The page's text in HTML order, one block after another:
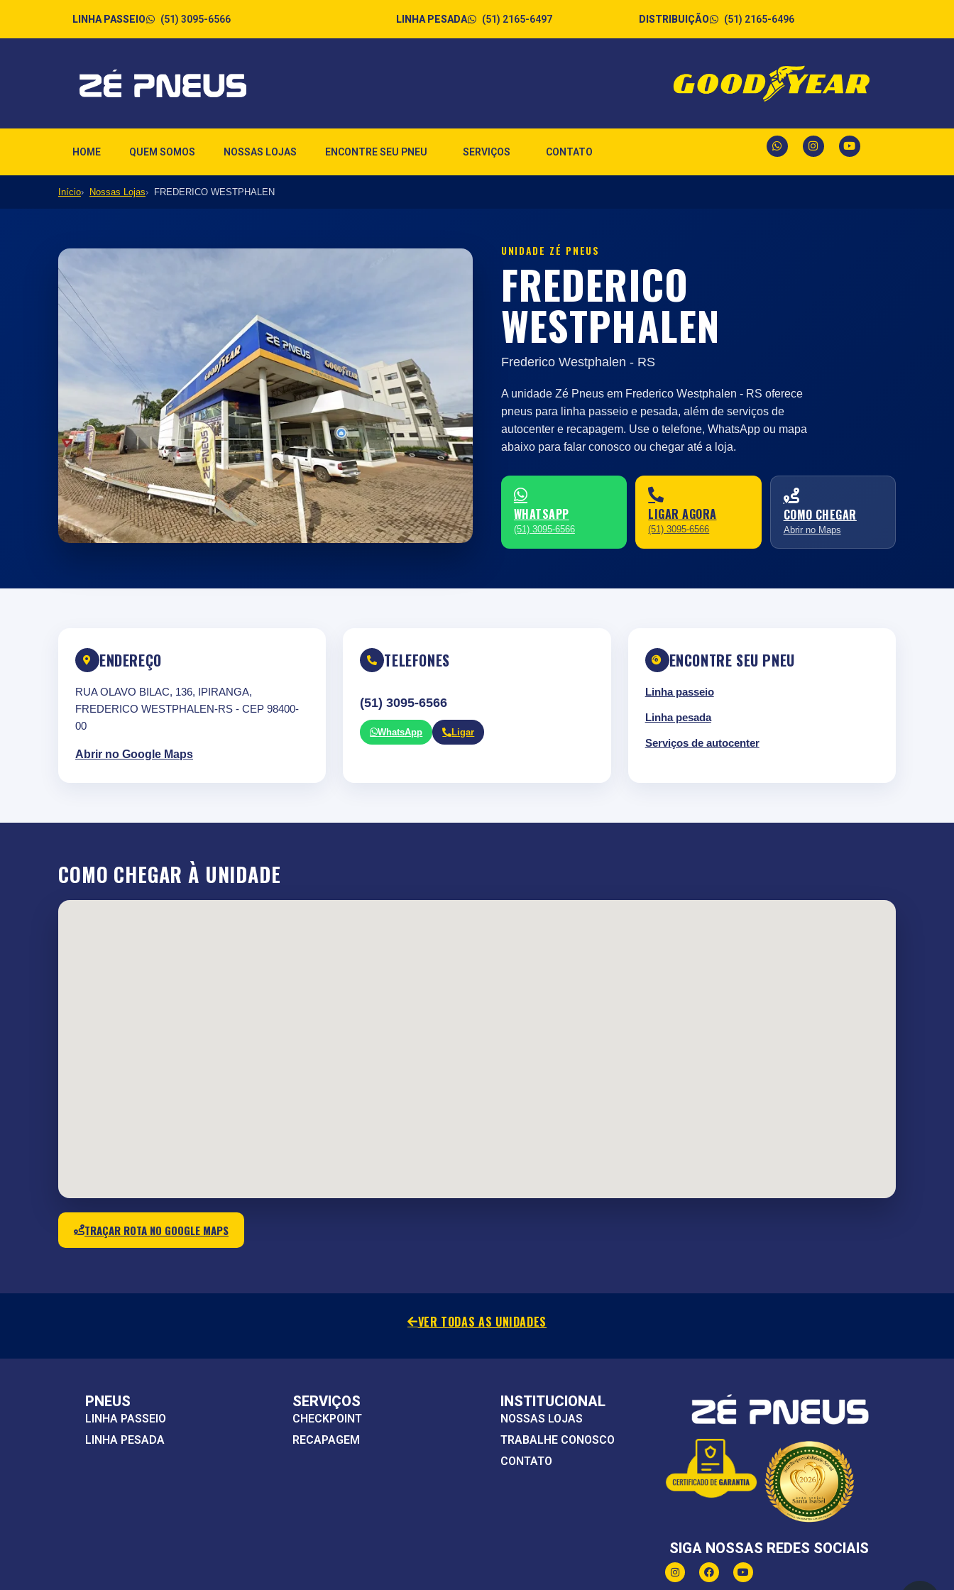
LINHA PASSEIO (51) 3095-6566 LINHA PESADA (51) 2165-6497 DISTRIBUIÇÃO (51) 2165-6496
HOME QUEM SOMOS NOSSAS LOJAS ENCONTRE SEU PNEU SERVIÇOS CONTATO
Início Nossas Lojas FREDERICO WESTPHALEN
UNIDADE ZÉ PNEUS
FREDERICO
WESTPHALEN
Frederico Westphalen - RS
A unidade Zé Pneus em Frederico Westphalen - RS oferece
pneus para linha passeio e pesada, além de serviços de
autocenter e recapagem. Use o telefone, WhatsApp ou mapa
abaixo para falar conosco ou chegar até a loja.
WHATSAPP
(51) 3095-6566
LIGAR AGORA
(51) 3095-6566
COMO CHEGAR
Abrir no Maps
ENDEREÇO
RUA OLAVO BILAC, 136, IPIRANGA,
FREDERICO WESTPHALEN-RS - CEP 98400-
00
Abrir no Google Maps
TELEFONES
(51) 3095-6566
WhatsApp Ligar
ENCONTRE SEU PNEU
Linha passeio
Linha pesada
Serviços de autocenter
COMO CHEGAR À UNIDADE
TRAÇAR ROTA NO GOOGLE MAPS
VER TODAS AS UNIDADES
PNEUS
LINHA PASSEIO
LINHA PESADA
SERVIÇOS
CHECKPOINT
RECAPAGEM
INSTITUCIONAL
NOSSAS LOJAS
TRABALHE CONOSCO
CONTATO
SIGA NOSSAS REDES SOCIAIS